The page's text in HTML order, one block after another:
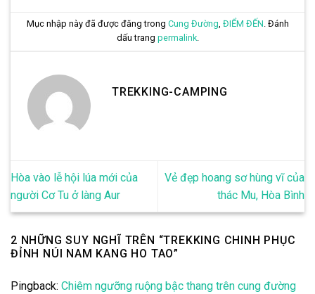
Mục nhập này đã được đăng trong Cung Đường, ĐIỂM ĐẾN. Đánh
dấu trang permalink.
TREKKING-CAMPING
Hòa vào lễ hội lúa mới của
người Cơ Tu ở làng Aur
Vẻ đẹp hoang sơ hùng vĩ của
thác Mu, Hòa Bình
2 NHỮNG SUY NGHĨ TRÊN “TREKKING CHINH PHỤC
ĐỈNH NÚI NAM KANG HO TAO”
Pingback: Chiêm ngưỡng ruộng bậc thang trên cung đường